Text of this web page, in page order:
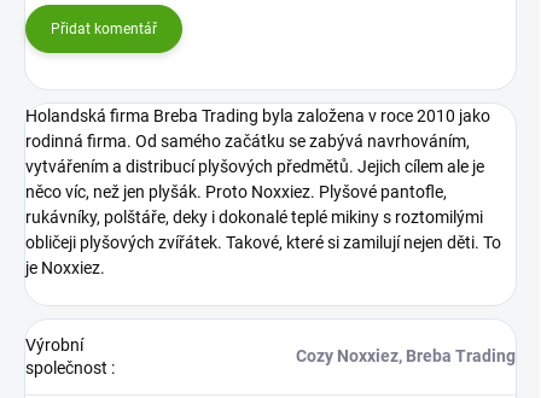
Přidat komentář
Holandská firma Breba Trading byla založena v roce 2010 jako
rodinná firma. Od samého začátku se zabývá navrhováním,
vytvářením a distribucí plyšových předmětů. Jejich cílem ale je
něco víc, než jen plyšák. Proto Noxxiez. Plyšové pantofle,
rukávníky, polštáře, deky i dokonalé teplé mikiny s roztomilými
obličeji plyšových zvířátek. Takové, které si zamilují nejen děti. To
je Noxxiez.
Výrobní
společnost :
Cozy Noxxiez, Breba Trading